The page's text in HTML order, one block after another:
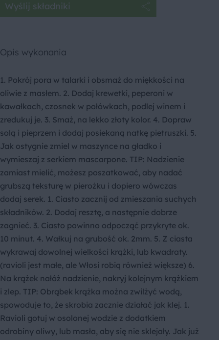
Wyślij składniki
Opis wykonania
1. Pokrój pora w talarki i obsmaż do miękkości na
oliwie z masłem. 2. Dodaj krewetki, peperoni w
kawałkach, czosnek w połówkach, podlej winem i
zredukuj je. 3. Smaż, na lekko złoty kolor. 4. Dopraw
solą i pieprzem i dodaj posiekaną natkę pietruszki. 5.
Jak ostygnie zmiel w maszynce na gładko i
wymieszaj z serkiem mascarpone. TIP: Nadzienie
zamiast mielić, możesz poszatkować, aby nadać
grubszą teksturę w pierożku i dopiero wówczas
dodaj serek. 1. Ciasto zacznij od zmieszania suchych
składników. 2. Dodaj resztę, a następnie dobrze
zagnieć. 3. Ciasto powinno odpocząć przykryte ok.
10 minut. 4. Wałkuj na grubość ok. 2mm. 5. Z ciasta
wykrawaj dowolnej wielkości krążki, lub kwadraty.
(ravioli jest małe, ale Włosi robią również większe) 6.
Na krążek nałóż nadzienie, nakryj kolejnym krążkiem
i zlep. TIP: Obrąbek krążka można zwilżyć wodą,
spowoduje to, że skrobia zacznie działać jak klej. 1.
Ravioli gotuj w osolonej wodzie z dodatkiem
odrobiny oliwy, lub masła, aby się nie sklejały. Jak już